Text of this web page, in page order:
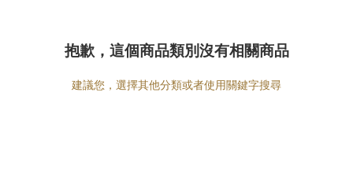
抱歉，這個商品類別沒有相關商品
建議您，選擇其他分類或者使用關鍵字搜尋